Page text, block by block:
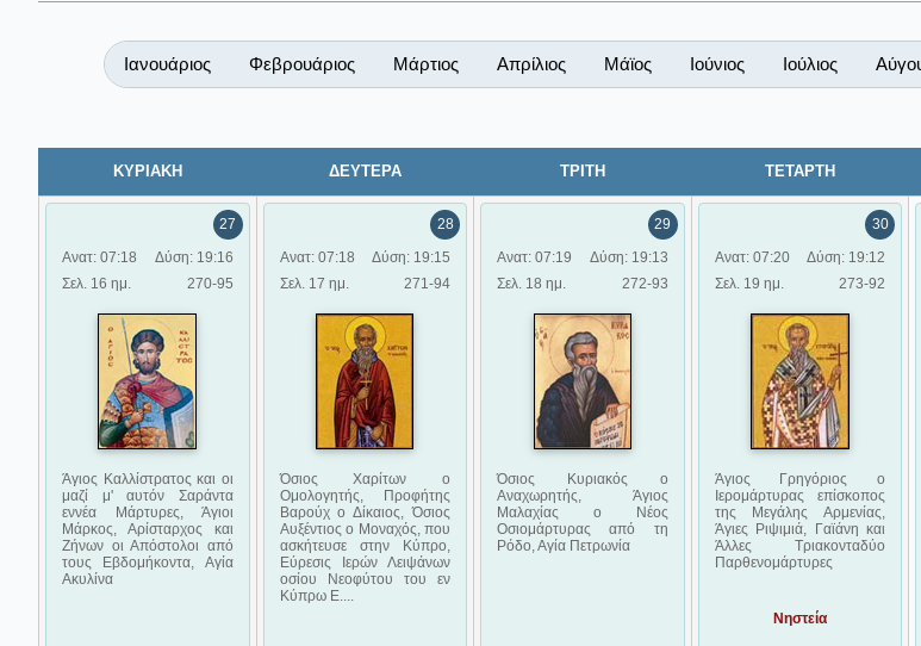
Ιανουάριος Φεβρουάριος Μάρτιος Απρίλιος Μάϊος Ιούνιος Ιούλιος
ΚΥΡΙΑΚΗ ΔΕΥΤΕΡΑ ΤΡΙΤΗ ΤΕΤΑΡΤΗ
27
Ανατ: 07:18
Δύση: 19:16
Σελ. 16 ημ.
270-95
Άγιος Καλλίστρατος και οι
μαζί μ' αυτόν Σαράντα
εννέα Μάρτυρες, Άγιοι
Μάρκος, Αρίσταρχος και
Ζήνων οι Απόστολοι από
τους Εβδομήκοντα, Αγία
Ακυλίνα
28
Ανατ: 07:18
Δύση: 19:15
Σελ. 17 ημ.
271-94
Όσιος Χαρίτων ο
Ομολογητής, Προφήτης
Βαρούχ ο Δίκαιος, Όσιος
Αυξέντιος ο Μοναχός, που
ασκήτευσε στην Κύπρο,
Εύρεσις Ιερών Λειψάνων
οσίου Νεοφύτου του εν
Κύπρω Ε....
29
Ανατ: 07:19
Δύση: 19:13
Σελ. 18 ημ.
272-93
Όσιος Κυριακός ο
Αναχωρητής, Άγιος
Μαλαχίας ο Νέος
Οσιομάρτυρας από τη
Ρόδο, Αγία Πετρωνία
30
Ανατ: 07:20
Δύση: 19:12
Σελ. 19 ημ.
273-92
Άγιος Γρηγόριος ο
Ιερομάρτυρας επίσκοπος
της Μεγάλης Αρμενίας,
Άγιες Ριψιμιά, Γαϊάνη και
Άλλες Τριακονταδύο
Παρθενομάρτυρες
Νηστεία